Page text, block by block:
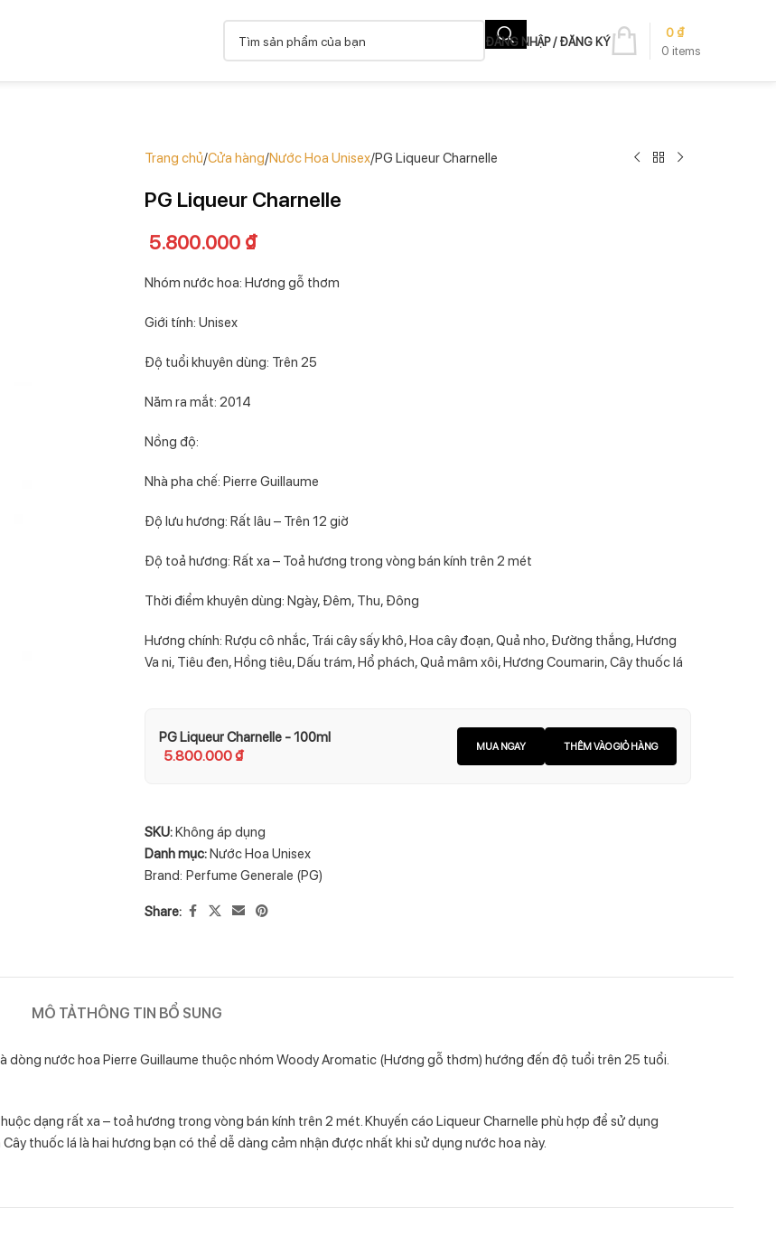
ĐĂNG NHẬP / ĐĂNG KÝ
0 items
0₫
Trang chủ Cửa hàng Nước Hoa Unisex PG Liqueur Charnelle
PG Liqueur Charnelle
5.800.000 ₫
Nhóm nước hoa: Hương gỗ thơm
Giới tính: Unisex
Độ tuổi khuyên dùng: Trên 25
Năm ra mắt: 2014
Nồng độ:
Nhà pha chế: Pierre Guillaume
Độ lưu hương: Rất lâu – Trên 12 giờ
Độ toả hương: Rất xa – Toả hương trong vòng bán kính trên 2 mét
Thời điểm khuyên dùng: Ngày, Đêm, Thu, Đông
Hương chính: Rượu cô nhắc, Trái cây sấy khô, Hoa cây đoạn, Quả nho, Đường thắng, Hương
Va ni, Tiêu đen, Hồng tiêu, Dấu trám, Hổ phách, Quả mâm xôi, Hương Coumarin, Cây thuốc lá
PG Liqueur Charnelle - 100ml
5.800.000₫ MUA NGAY THÊM VÀO GIỎ HÀNG
SKU:Không áp dụng
Danh mục:Nước Hoa Unisex
Brand: Perfume Generale (PG)
Share:
MÔ TẢTHÔNG TIN BỔ SUNG
dòng nước hoa Pierre Guillaume thuộc nhóm Woody Aromatic (Hương gỗ thơm) hướng đến độ tuổi trên 25 tuổi.
dạng rất xa – toả hương trong vòng bán kính trên 2 mét. Khuyến cáo Liqueur Charnelle phù hợp để sử dụng
thuốc lá là hai hương bạn có thể dễ dàng cảm nhận được nhất khi sử dụng nước hoa này.